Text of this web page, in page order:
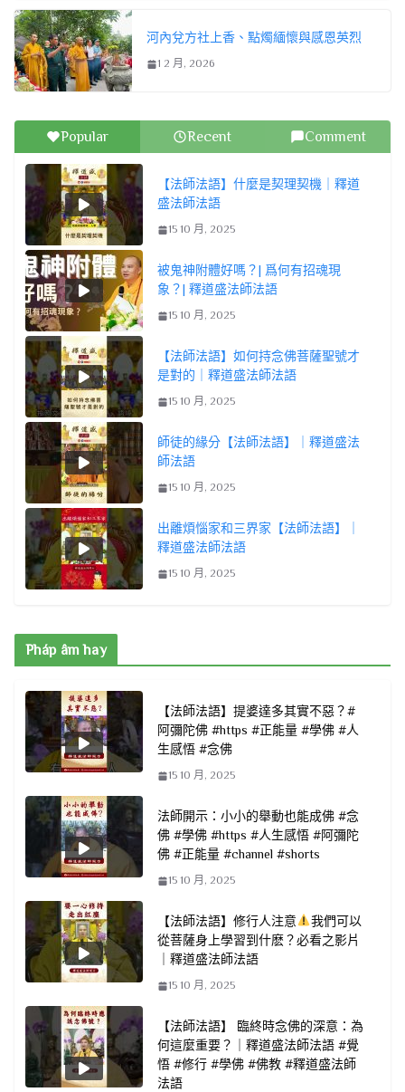
河內兌方社上香、點燭緬懷與感恩英烈
1 2 月, 2026
Popular Recent Comment
【法師法語】什麼是契理契機｜釋道
盛法師法語
15 10 月, 2025
被鬼神附體好嗎？| 爲何有招魂現
象？| 釋道盛法師法語
15 10 月, 2025
【法師法語】如何持念佛菩薩聖號才
是對的｜釋道盛法師法語
15 10 月, 2025
師徒的緣分【法師法語】｜釋道盛法
師法語
15 10 月, 2025
出離煩惱家和三界家【法師法語】｜
釋道盛法師法語
15 10 月, 2025
Pháp âm hay
【法師法語】提婆達多其實不惡？#
阿彌陀佛 #https #正能量 #學佛 #人
生感悟 #念佛
15 10 月, 2025
法師開示：小小的舉動也能成佛 #念
佛 #學佛 #https #人生感悟 #阿彌陀
佛 #正能量 #channel #shorts
15 10 月, 2025
【法師法語】修行人注意
我們可以
從菩薩身上學習到什麽？必看之影片
｜釋道盛法師法語
15 10 月, 2025
【法師法語】 臨終時念佛的深意：為
何這麼重要？｜釋道盛法師法語 #覺
悟 #修行 #學佛 #佛教 #釋道盛法師
法語